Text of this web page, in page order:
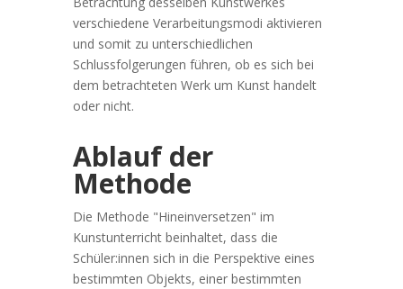
verschiedene Verarbeitungsmodi aktivieren
und somit zu unterschiedlichen
Schlussfolgerungen führen, ob es sich bei
dem betrachteten Werk um Kunst handelt
oder nicht.
Ablauf der
Methode
Die Methode "Hineinversetzen" im
Kunstunterricht beinhaltet, dass die
Schüler:innen sich in die Perspektive eines
bestimmten Objekts, einer bestimmten